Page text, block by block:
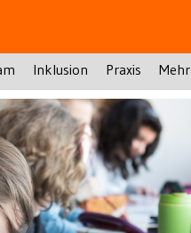
Inklusion Praxis Mehr